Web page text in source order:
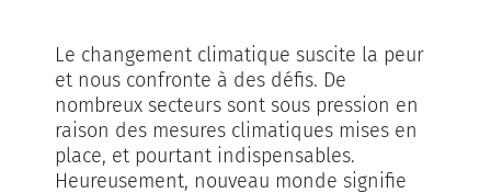
Le changement climatique suscite la peur
et nous confronte à des défis. De
nombreux secteurs sont sous pression en
raison des mesures climatiques mises en
place, et pourtant indispensables.
Heureusement, nouveau monde signifie